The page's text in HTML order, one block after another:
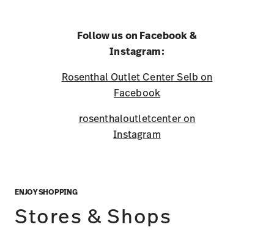
Follow us on Facebook &
Instagram:
Rosenthal Outlet Center Selb on
Facebook
rosenthaloutletcenter on
Instagram
ENJOY SHOPPING
Stores & Shops